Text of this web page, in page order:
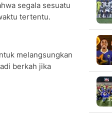
segala sesuatu
tertentu.
melangsungkan
berkah jika